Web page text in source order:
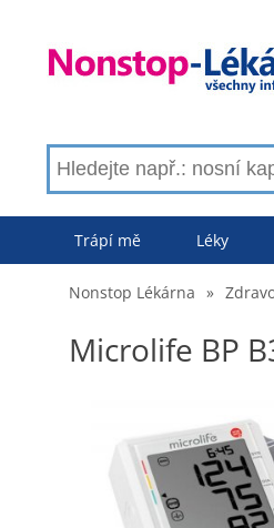
Trápí mě Léky
Nonstop Lékárna »
Microlife BP